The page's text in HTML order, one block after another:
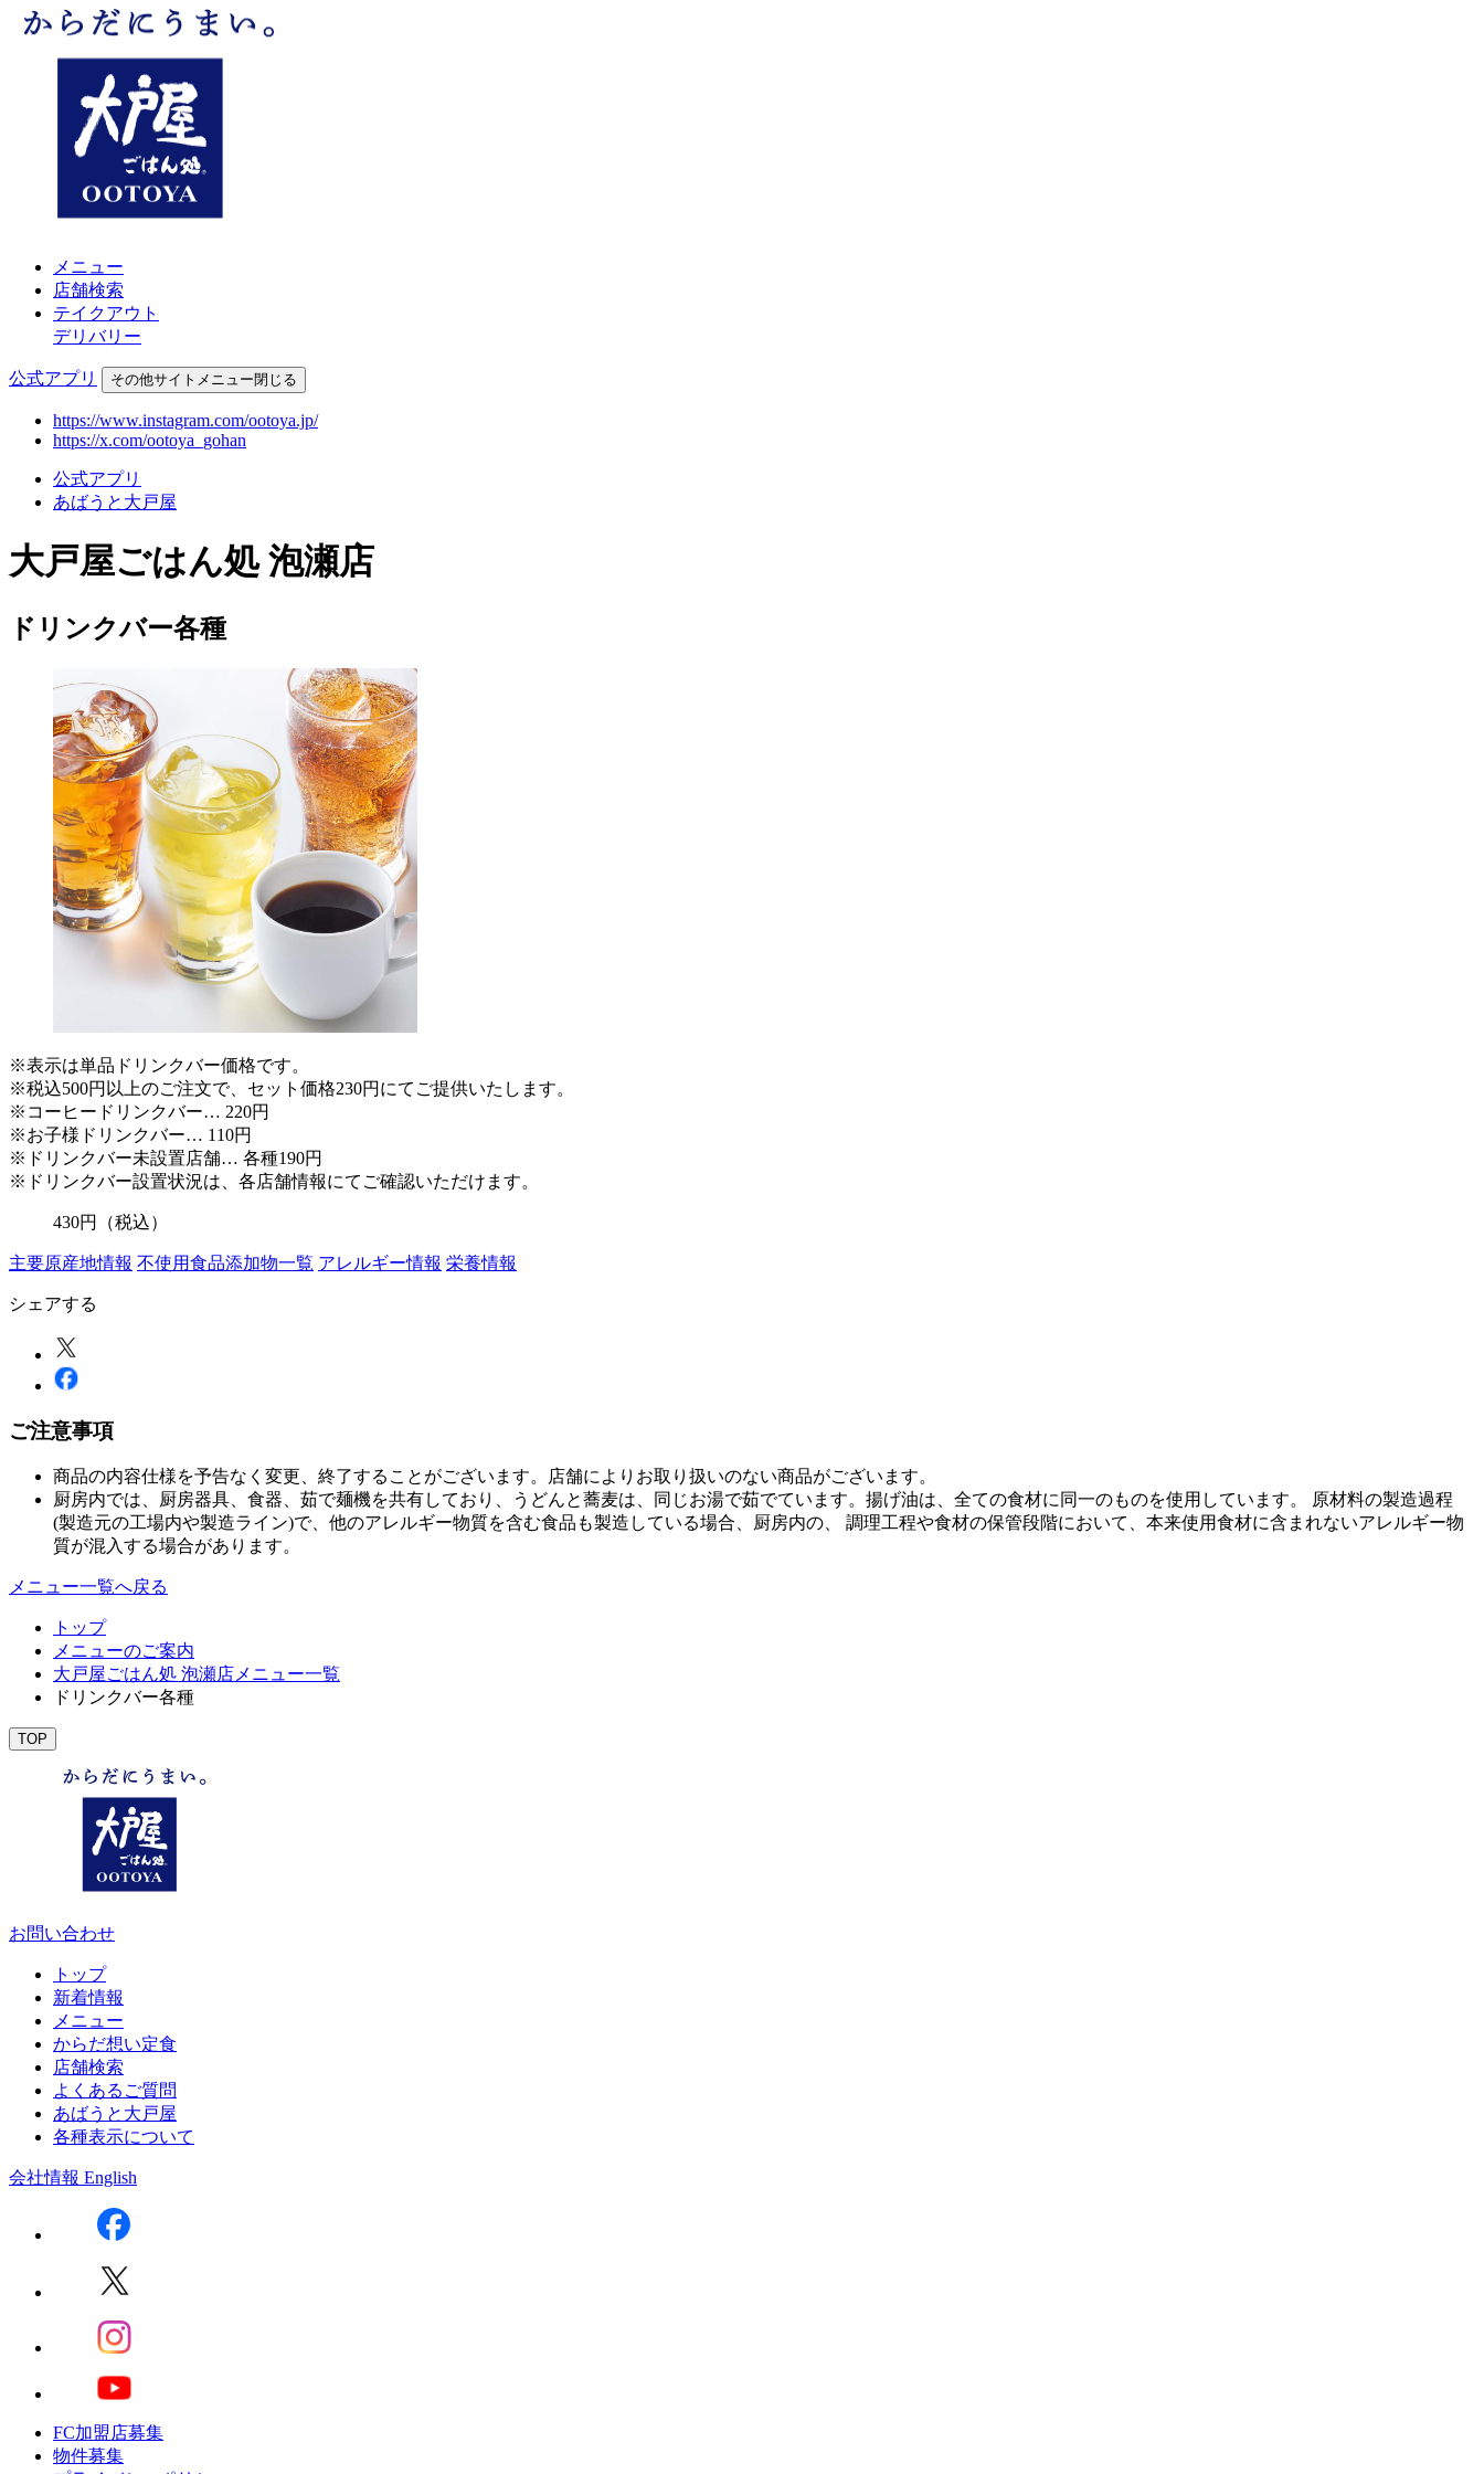
メニュー
店舗検索
テイクアウト
デリバリー
公式アプリ その他サイトメニュー閉じる
https://www.instagram.com/ootoya.jp/
https://x.com/ootoya_gohan
公式アプリ
あばうと大戸屋
大戸屋ごはん処 泡瀬店
ドリンクバー各種
※表示は単品ドリンクバー価格です。
※税込500円以上のご注文で、セット価格230円にてご提供いたします。
※コーヒードリンクバー… 220円
※お子様ドリンクバー… 110円
※ドリンクバー未設置店舗… 各種190円
※ドリンクバー設置状況は、各店舗情報にてご確認いただけます。
430円 （税込）
主要原産地情報 不使用食品添加物一覧 アレルギー情報 栄養情報
シェアする
ご注意事項
商品の内容仕様を予告なく変更、終了することがございます。店舗によりお取り扱いのない商品がございます。
厨房内では、厨房器具、食器、茹で麺機を共有しており、うどんと蕎麦は、同じお湯で茹でています。揚げ油は、全ての食材に同一のものを使用しています。 原材料の製造過程
(製造元の工場内や製造ライン)で、他のアレルギー物質を含む食品も製造している場合、厨房内の、 調理工程や食材の保管段階において、本来使用食材に含まれないアレルギー物
質が混入する場合があります。
メニュー一覧へ戻る
トップ
メニューのご案内
大戸屋ごはん処 泡瀬店メニュー一覧
ドリンクバー各種
TOP
お問い合わせ
トップ
新着情報
メニュー
からだ想い定食
店舗検索
よくあるご質問
あばうと大戸屋
各種表示について
会社情報 English
FC加盟店募集
物件募集